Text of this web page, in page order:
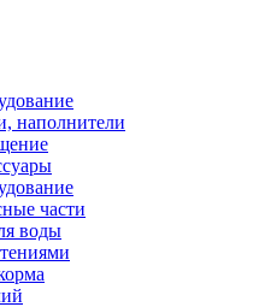
наполнители
части
воды